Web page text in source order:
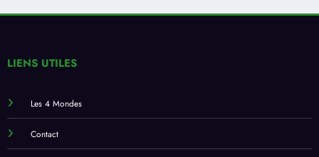
LIENS UTILES
Les 4 Mondes
Contact